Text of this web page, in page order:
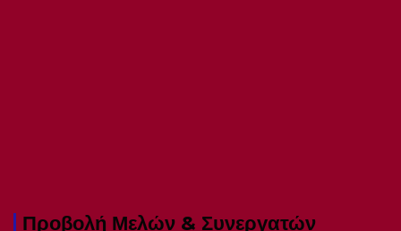
Προβολή Μελών & Συνεργατών